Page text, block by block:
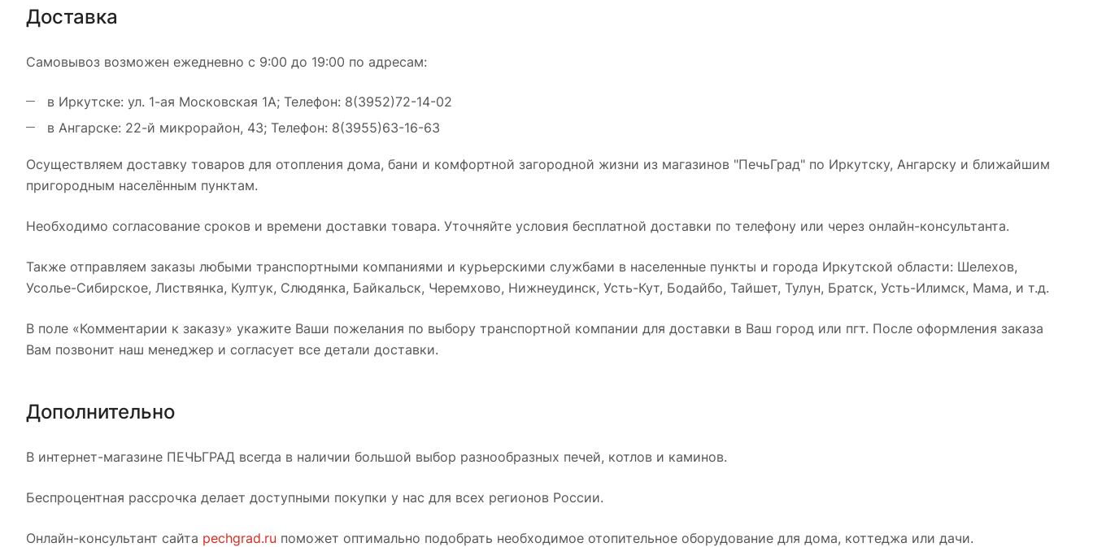
Доставка
Самовывоз возможен ежедневно с 9:00 до 19:00 по адресам:
в Иркутске: ул. 1-ая Московская 1А; Телефон: 8(3952)72-14-02
в Ангарске: 22-й микрорайон, 43; Телефон: 8(3955)63-16-63
Осуществляем доставку товаров для отопления дома, бани и комфортной загородной жизни из магазинов "ПечьГрад" по Иркутску, Ангарску и ближайшим
пригородным населённым пунктам.
Необходимо согласование сроков и времени доставки товара. Уточняйте условия бесплатной доставки по телефону или через онлайн-консультанта.
Также отправляем заказы любыми транспортными компаниями и курьерскими службами в населенные пункты и города Иркутской области: Шелехов,
Усолье-Сибирское, Листвянка, Култук, Слюдянка, Байкальск, Черемхово, Нижнеудинск, Усть-Кут, Бодайбо, Тайшет, Тулун, Братск, Усть-Илимск, Мама, и т.д.
В поле «Комментарии к заказу» укажите Ваши пожелания по выбору транспортной компании для доставки в Ваш город или пгт. После оформления заказа
Вам позвонит наш менеджер и согласует все детали доставки.
Дополнительно
В интернет-магазине ПЕЧЬГРАД всегда в наличии большой выбор разнообразных печей, котлов и каминов.
Беспроцентная рассрочка делает доступными покупки у нас для всех регионов России.
Онлайн-консультант сайта pechgrad.ru поможет оптимально подобрать необходимое отопительное оборудование для дома, коттеджа или дачи.